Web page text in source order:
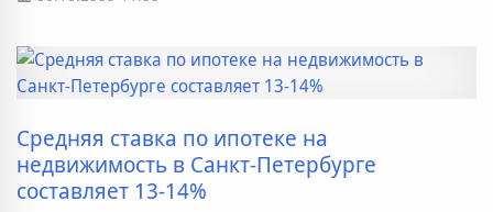
Средняя ставка по ипотеке на
недвижимость в Санкт-Петербурге
составляет 13-14%